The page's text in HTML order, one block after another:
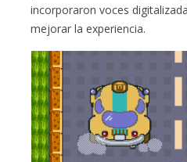
incorporaron voces
mejorar la experiencia.